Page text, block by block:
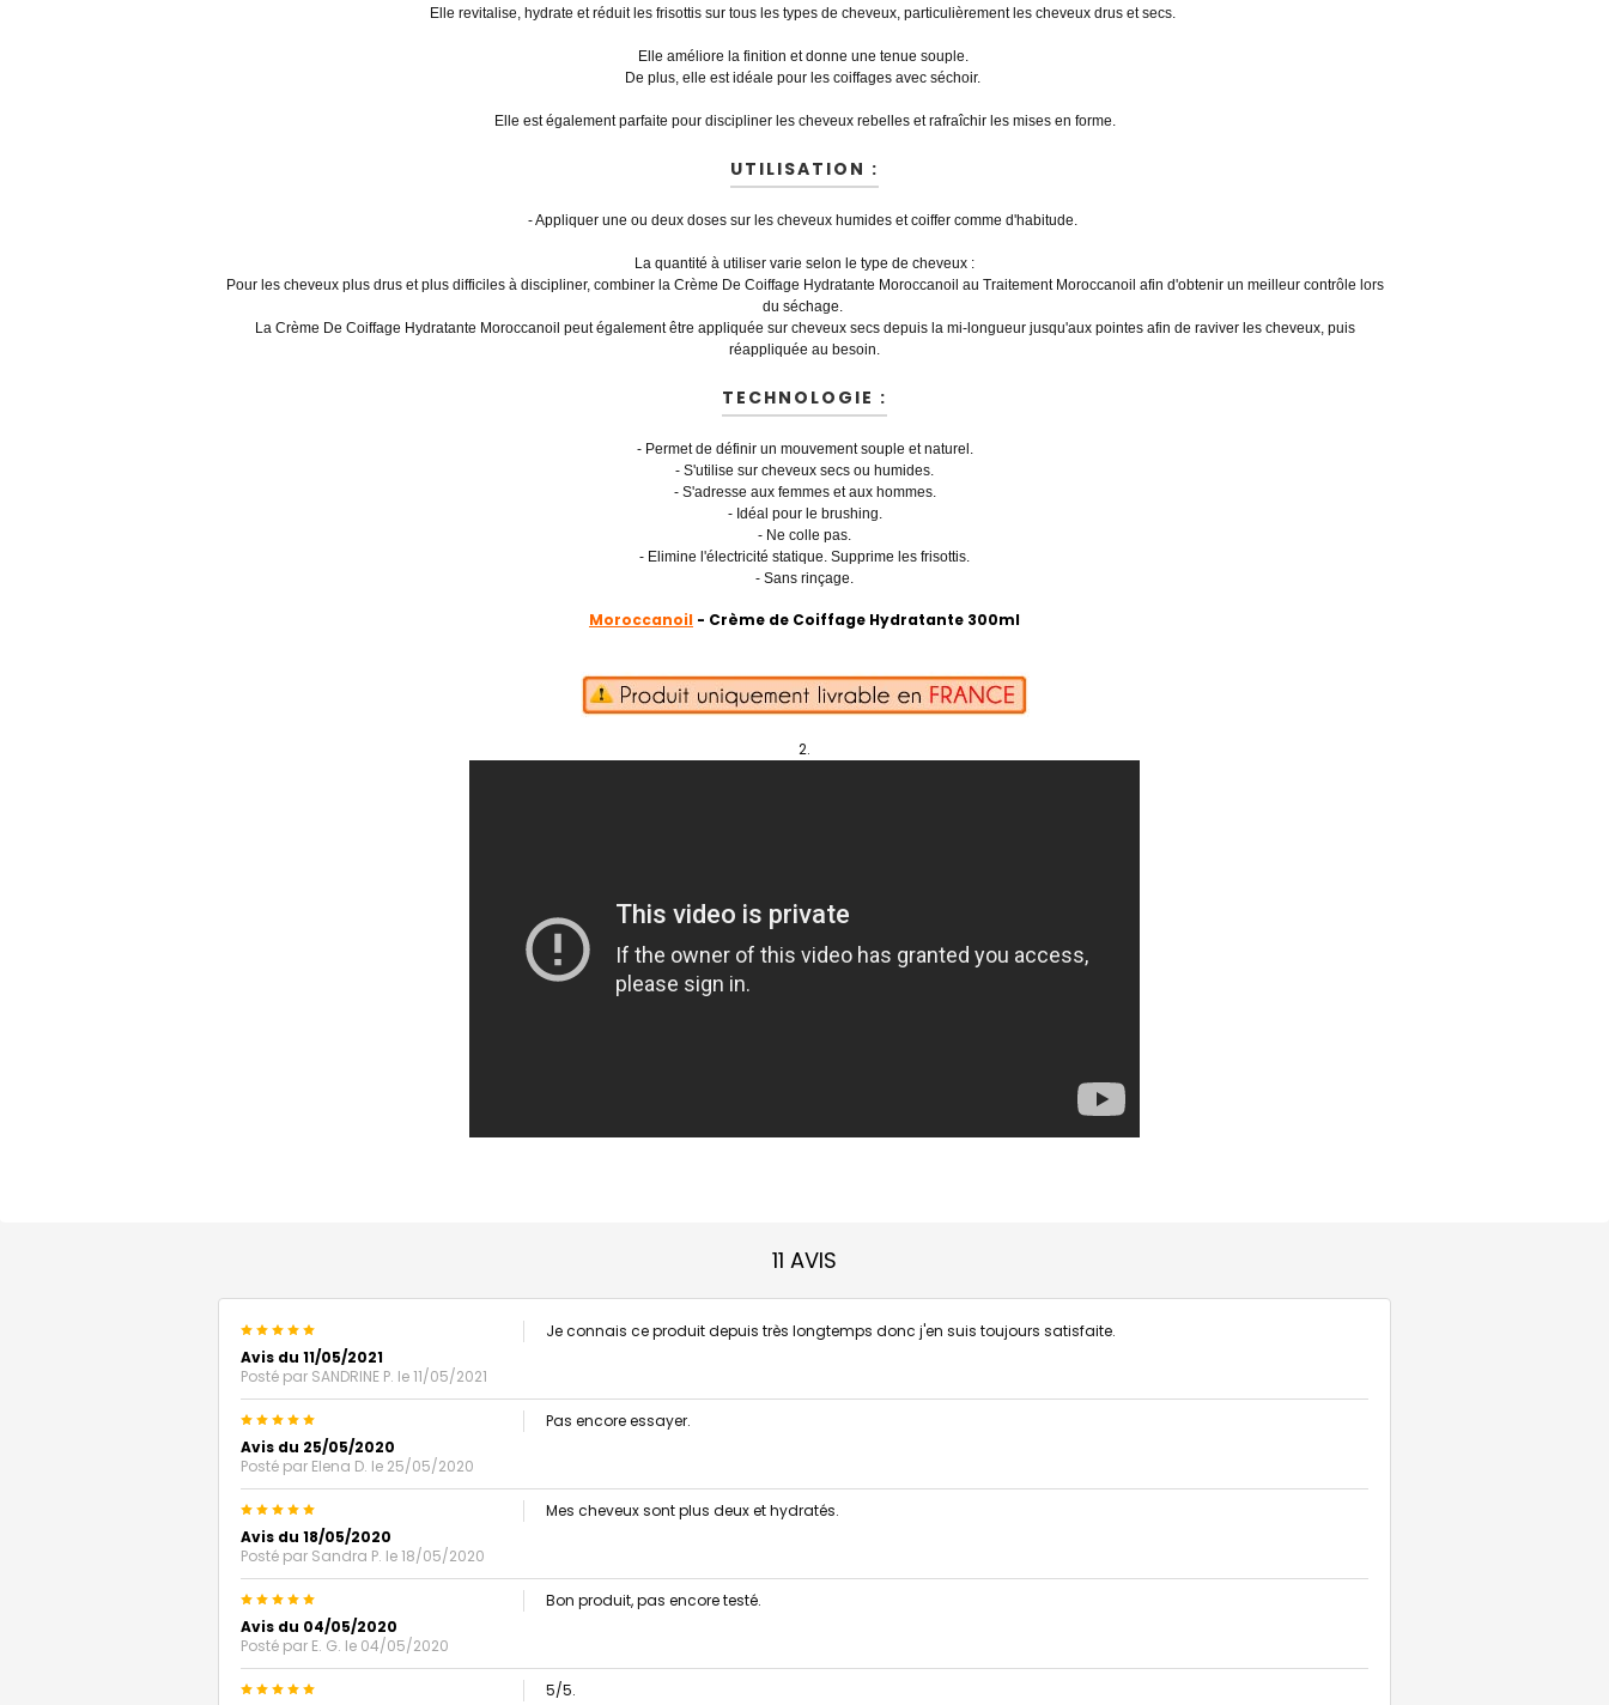
Elle revitalise, hydrate et réduit les frisottis sur tous les types de cheveux, particulièrement les cheveux drus et secs.
Elle améliore la finition et donne une tenue souple.
De plus, elle est idéale pour les coiffages avec séchoir.
Elle est également parfaite pour discipliner les cheveux rebelles et rafraîchir les mises en forme.
UTILISATION :
- Appliquer une ou deux doses sur les cheveux humides et coiffer comme d'habitude.
La quantité à utiliser varie selon le type de cheveux :
Pour les cheveux plus drus et plus difficiles à discipliner, combiner la Crème De Coiffage Hydratante Moroccanoil au Traitement Moroccanoil afin d'obtenir un meilleur contrôle lors
du séchage.
La Crème De Coiffage Hydratante Moroccanoil peut également être appliquée sur cheveux secs depuis la mi-longueur jusqu'aux pointes afin de raviver les cheveux, puis
réappliquée au besoin.
TECHNOLOGIE :
- Permet de définir un mouvement souple et naturel.
- S'utilise sur cheveux secs ou humides.
- S'adresse aux femmes et aux hommes.
- Idéal pour le brushing.
- Ne colle pas.
- Elimine l'électricité statique. Supprime les frisottis.
- Sans rinçage.
Moroccanoil - Crème de Coiffage Hydratante 300ml
11 AVIS
5
Avis du 11/05/2021
Posté par SANDRINE P. le 11/05/2021
Je connais ce produit depuis très longtemps donc j'en suis toujours satisfaite.
5
Avis du 25/05/2020
Posté par Elena D. le 25/05/2020
Pas encore essayer.
5
Avis du 18/05/2020
Posté par Sandra P. le 18/05/2020
Mes cheveux sont plus deux et hydratés.
5
Avis du 04/05/2020
Posté par E. G. le 04/05/2020
Bon produit, pas encore testé.
5
5/5.